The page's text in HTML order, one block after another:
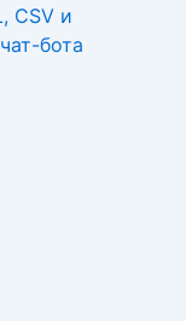
CSV и
бота